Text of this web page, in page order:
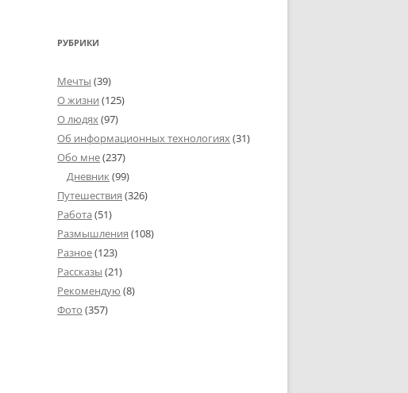
РУБРИКИ
Мечты (39)
О жизни (125)
О людях(97)
Об информационных технологиях(31)
Обо мне(237)
Дневник(99)
Путешествия (326)
Работа (51)
Размышления (108)
Разное(123)
Рассказы (21)
Рекомендую (8)
Фото (357)